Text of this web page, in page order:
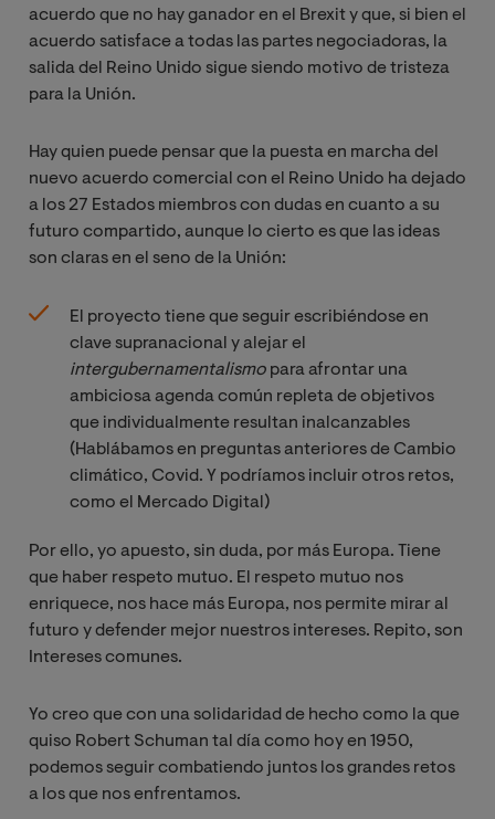
acuerdo que no hay ganador en el Brexit y que, si bien el
acuerdo satisface a todas las partes negociadoras, la
salida del Reino Unido sigue siendo motivo de tristeza
para la Unión.
Hay quien puede pensar que la puesta en marcha del
nuevo acuerdo comercial con el Reino Unido ha dejado
a los 27 Estados miembros con dudas en cuanto a su
futuro compartido, aunque lo cierto es que las ideas
son claras en el seno de la Unión:
El proyecto tiene que seguir escribiéndose en
clave supranacional y alejar el
intergubernamentalismo para afrontar una
ambiciosa agenda común repleta de objetivos
que individualmente resultan inalcanzables
(Hablábamos en preguntas anteriores de Cambio
climático, Covid. Y podríamos incluir otros retos,
como el Mercado Digital)
Por ello, yo apuesto, sin duda, por más Europa. Tiene
que haber respeto mutuo. El respeto mutuo nos
enriquece, nos hace más Europa, nos permite mirar al
futuro y defender mejor nuestros intereses. Repito, son
Intereses comunes.
Yo creo quecon una solidaridad de hecho como la que
quiso Robert Schuman tal día como hoy en 1950,
podemos seguir combatiendo juntos los grandes retos
a los que nos enfrentamos.